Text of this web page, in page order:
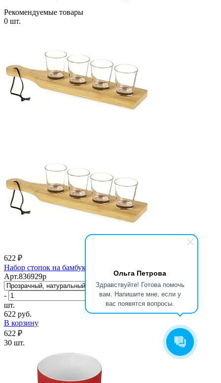
Ольга Петрова
Здравствуйте! Готова помочь
вам. Напишите мне, если у
вас появятся вопросы.
Рекомендуемые товары
0 шт.
622 ₽
Набор стопок на бамбуковой подставке Shots
Арт.836929p
-
+
шт.
622 руб.
В корзину
622 ₽
30 шт.